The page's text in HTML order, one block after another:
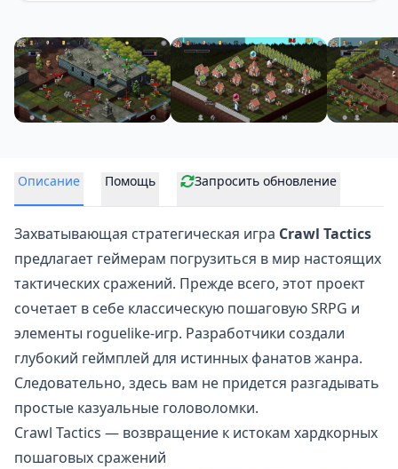
Описание Помощь Запросить обновление
Захватывающая стратегическая игра Crawl Tactics
предлагает геймерам погрузиться в мир настоящих
тактических сражений. Прежде всего, этот проект
сочетает в себе классическую пошаговую SRPG и
элементы roguelike-игр. Разработчики создали
глубокий геймплей для истинных фанатов жанра.
Следовательно, здесь вам не придется разгадывать
простые казуальные головоломки.
Crawl Tactics — возвращение к истокам хардкорных
пошаговых сражений